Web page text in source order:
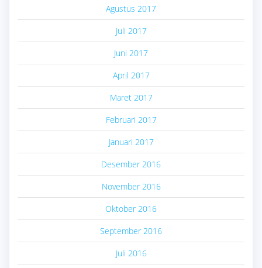
Agustus 2017
Juli 2017
Juni 2017
April 2017
Maret 2017
Februari 2017
Januari 2017
Desember 2016
November 2016
Oktober 2016
September 2016
Juli 2016